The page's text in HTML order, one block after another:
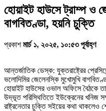
হোয়াইট হাউসে ট্রাম্প ও
বাগবিতণ্ডা, হয়নি চুক্তি
প্রকাশমার্চ ১, ২০২৫, ১০:৫৩ পূর্বাহ্ণ
আন্তর্জাতিক ডেস্ক: যুক্তরাষ্ট্রের
ভলোদিমির জেলেনস্কি মুখোমুখি
হোয়াইট হাউসের ওভাল অফিসে বৈঠকে
উদ্ভূত পরিস্থিতিতে ইউক্রেনের খনিজ
রাষ্ট্রনেতার চুক্তি সইয়ের কথা